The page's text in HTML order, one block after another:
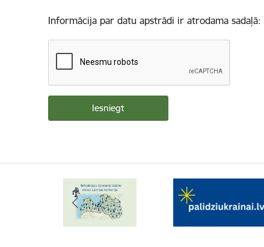
Informācija par datu apstrādi ir atrodama sadaļā: